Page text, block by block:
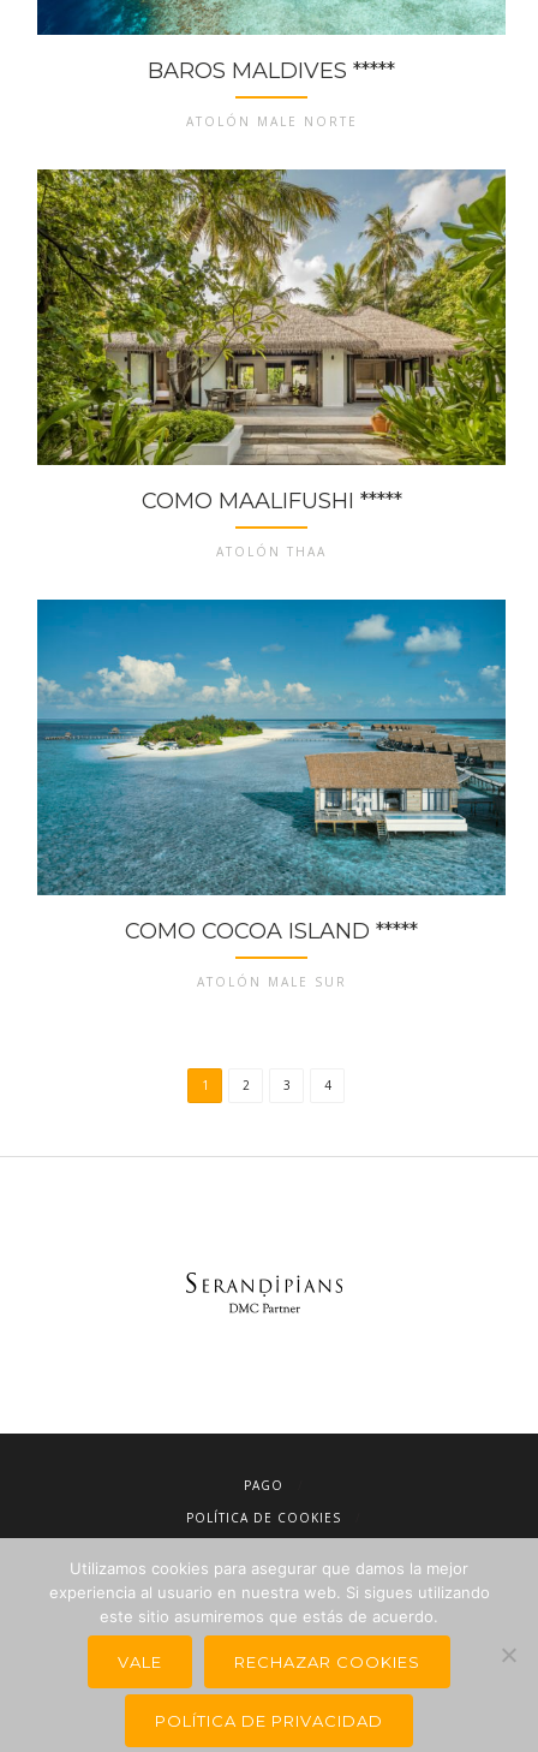
BAROS MALDIVES *****
ATOLÓN MALE NORTE
COMO MAALIFUSHI *****
ATOLÓN THAA
COMO COCOA ISLAND *****
ATOLÓN MALE SUR
1 2 3 4
PAGO
POLÍTICA DE COOKIES
CONDICIONES DE VENTA
POLÍTICA DE PRIVACIDAD
Utilizamos cookies para asegurar que damos la mejor
experiencia al usuario en nuestra web. Si sigues utilizando
este sitio asumiremos que estás de acuerdo.
VALE RECHAZAR COOKIES
POLÍTICA DE PRIVACIDAD